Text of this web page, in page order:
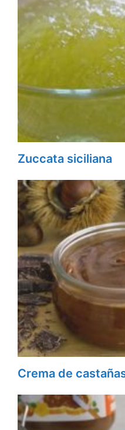
Zuccata siciliana
Crema de